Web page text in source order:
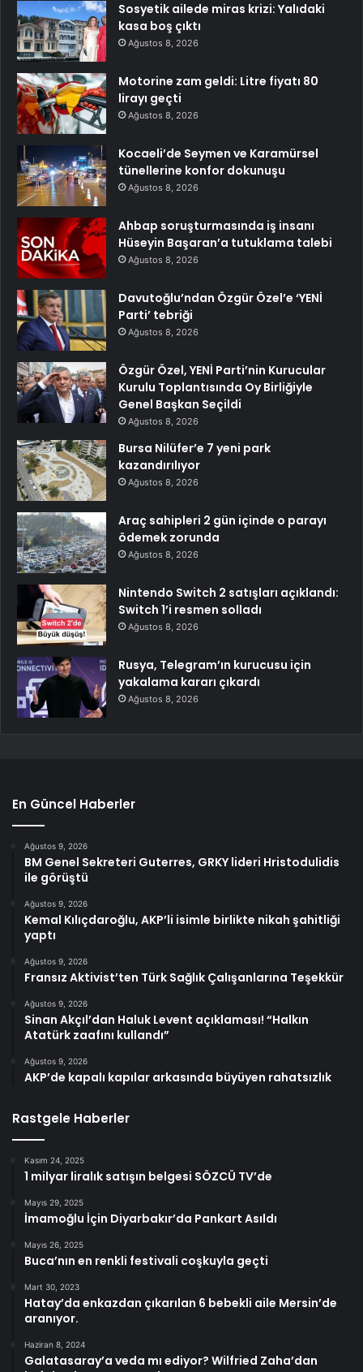
Sosyetik ailede miras krizi: Yalıdaki
kasa boş çıktı
Ağustos 8, 2026
Motorine zam geldi: Litre fiyatı 80
lirayı geçti
Ağustos 8, 2026
Kocaeli’de Seymen ve Karamürsel
tünellerine konfor dokunuşu
Ağustos 8, 2026
Ahbap soruşturmasında iş insanı
Hüseyin Başaran’a tutuklama talebi
Ağustos 8, 2026
Davutoğlu’ndan Özgür Özel’e ‘YENİ
Parti’ tebriği
Ağustos 8, 2026
Özgür Özel, YENİ Parti’nin Kurucular
Kurulu Toplantısında Oy Birliğiyle
Genel Başkan Seçildi
Ağustos 8, 2026
Bursa Nilüfer’e 7 yeni park
kazandırılıyor
Ağustos 8, 2026
Araç sahipleri 2 gün içinde o parayı
ödemek zorunda
Ağustos 8, 2026
Nintendo Switch 2 satışları açıklandı:
Switch 1’i resmen solladı
Ağustos 8, 2026
Rusya, Telegram’ın kurucusu için
yakalama kararı çıkardı
Ağustos 8, 2026
En Güncel Haberler
Ağustos 9, 2026
BM Genel Sekreteri Guterres, GRKY lideri Hristodulidis
ile görüştü
Ağustos 9, 2026
Kemal Kılıçdaroğlu, AKP’li isimle birlikte nikah şahitliği
yaptı
Ağustos 9, 2026
Fransız Aktivist’ten Türk Sağlık Çalışanlarına Teşekkür
Ağustos 9, 2026
Sinan Akçıl’dan Haluk Levent açıklaması! “Halkın
Atatürk zaafını kullandı”
Ağustos 9, 2026
AKP’de kapalı kapılar arkasında büyüyen rahatsızlık
Rastgele Haberler
Kasım 24, 2025
1 milyar liralık satışın belgesi SÖZCÜ TV’de
Mayıs 29, 2025
İmamoğlu İçin Diyarbakır’da Pankart Asıldı
Mayıs 26, 2025
Buca’nın en renkli festivali coşkuyla geçti
Mart 30, 2023
Hatay’da enkazdan çıkarılan 6 bebekli aile Mersin’de
aranıyor.
Haziran 8, 2024
Galatasaray’a veda mı ediyor? Wilfried Zaha’dan